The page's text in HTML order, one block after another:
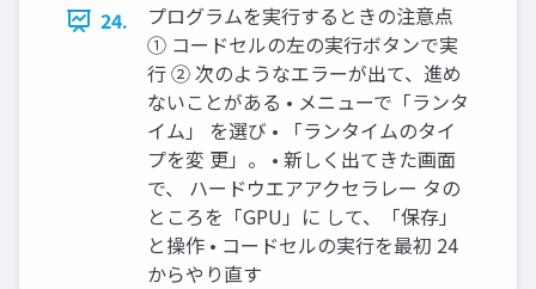
24.
プログラムを実行するときの注意点
① コードセルの左の実行ボタンで実
行 ② 次のようなエラーが出て、進め
ないことがある • メニューで「ランタ
イム」 を選び • 「ランタイムのタイ
プを変 更」。 • 新しく出てきた画面
で、 ハードウエアアクセラレー タの
ところを「GPU」に して、「保存」
と操作 • コードセルの実行を最初 24
からやり直す